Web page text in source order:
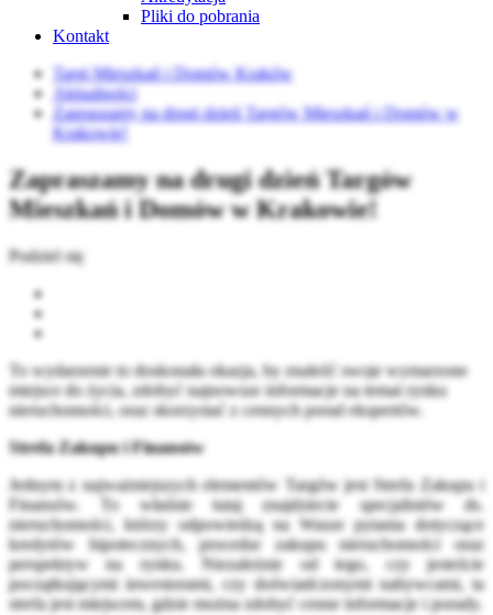
Pliki do pobrania
Kontakt
Targi Mieszkań i Domów Kraków
Aktualności
Zapraszamy na drugi dzień Targów Mieszkań i Domów w
Krakowie!
Zapraszamy na drugi dzień Targów
Mieszkań i Domów w Krakowie!
Podziel się
To wydarzenie to doskonała okazja, by znaleźć swoje wymarzone
miejsce do życia, zdobyć najnowsze informacje na temat rynku
nieruchomości, oraz skorzystać z cennych porad ekspertów.
Strefa Zakupu i Finansów
Jednym z najważniejszych elementów Targów jest Strefa Zakupu i
Finansów. To właśnie tutaj znajdziecie specjalistów ds.
nieruchomości, którzy odpowiedzą na Wasze pytania dotyczące
kredytów hipotecznych, procedur zakupu nieruchomości oraz
perspektyw na rynku. Niezależnie od tego, czy jesteście
początkującymi inwestorami, czy doświadczonymi nabywcami, ta
strefa jest miejscem, gdzie można zdobyć cenne informacje i porady.